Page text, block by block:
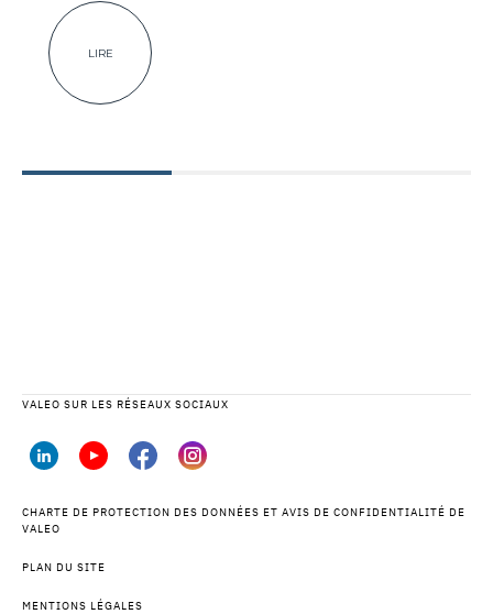
LIRE
VALEO SUR LES RÉSEAUX SOCIAUX
CHARTE DE PROTECTION DES DONNÉES ET AVIS DE CONFIDENTIALITÉ DE
VALEO
PLAN DU SITE
MENTIONS LÉGALES